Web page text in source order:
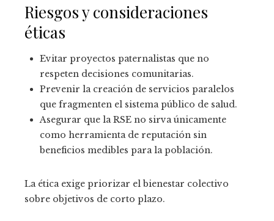
Riesgos y consideraciones
éticas
Evitar proyectos paternalistas que no
respeten decisiones comunitarias.
Prevenir la creación de servicios paralelos
que fragmenten el sistema público de salud.
Asegurar que la RSE no sirva únicamente
como herramienta de reputación sin
beneficios medibles para la población.
La ética exige priorizar el bienestar colectivo
sobre objetivos de corto plazo.